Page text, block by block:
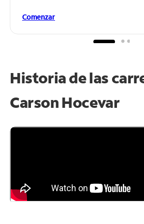
Comenzar
Historia de las
Carson Hocevar